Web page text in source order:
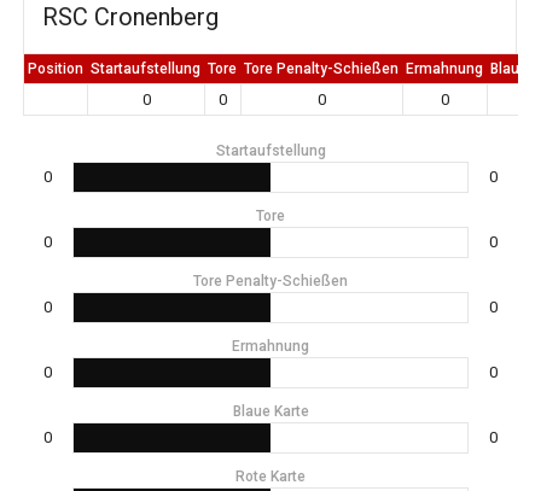
RSC Cronenberg
Position Startaufstellung Tore Tore Penalty-Schießen Ermahnung Blaue
0 0 0 0
Startaufstellung
0 0
Tore
0 0
Tore Penalty-Schießen
0 0
Ermahnung
0 0
Blaue Karte
0 0
Rote Karte